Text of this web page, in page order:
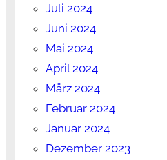
Juli 2024
Juni 2024
Mai 2024
April 2024
März 2024
Februar 2024
Januar 2024
Dezember 2023